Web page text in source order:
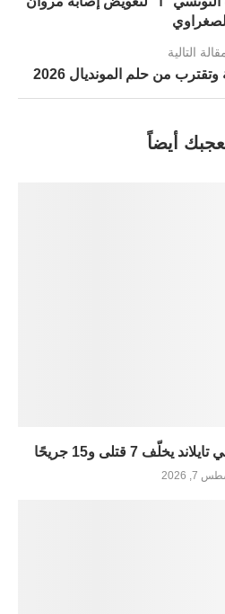
الصغراوي
التالية
من حلم المونديال 2026
أيضاً
7 قتلى و15 جريحًا
7, 2026